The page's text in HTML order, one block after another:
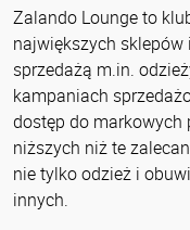
Zalando Lounge to
największych
sprzedażą m.in.
kampaniach
dostęp do markowych
niższych niż te
nie tylko odzież i
innych.